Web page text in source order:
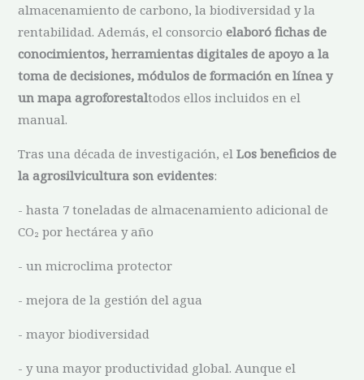
almacenamiento de carbono, la biodiversidad y la
rentabilidad. Además, el consorcioelaboró fichas de
conocimientos, herramientas digitales de apoyo a la
toma de decisiones, módulos de formación en línea y
un mapa agroforestaltodos ellos incluidos en el
manual.
Tras una década de investigación, elLos beneficios de
la agrosilvicultura son evidentes:
- hasta 7 toneladas de almacenamiento adicional de
CO₂ por hectárea y año
- un microclima protector
- mejora de la gestión del agua
- mayor biodiversidad
- y una mayor productividad global. Aunque el